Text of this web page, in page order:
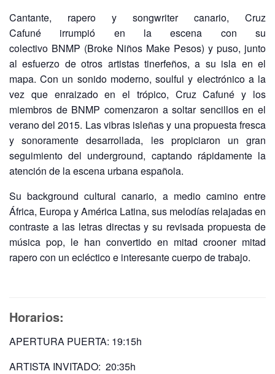
Cantante, rapero y songwriter canario, Cruz
Cafuné irrumpió en la escena con su
colectivo BNMP (Broke Niños Make Pesos) y puso, junto
al esfuerzo de otros artistas tinerfeños, a su isla en el
mapa. Con un sonido moderno, soulful y electrónico a la
vez que enraizado en el trópico, Cruz Cafuné y los
miembros de BNMP comenzaron a soltar sencillos en el
verano del 2015. Las vibras isleñas y una propuesta fresca
y sonoramente desarrollada, les propiciaron un gran
seguimiento del underground, captando rápidamente la
atención de la escena urbana española.
Su background cultural canario, a medio camino entre
África, Europa y América Latina, sus melodías relajadas en
contraste a las letras directas y su revisada propuesta de
música pop, le han convertido en mitad crooner mitad
rapero con un ecléctico e interesante cuerpo de trabajo.
Horarios:
APERTURA PUERTA: 19:15h
ARTISTA INVITADO: 20:35h